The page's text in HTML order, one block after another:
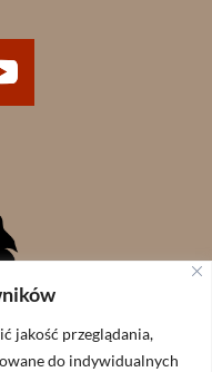
jakość przeglądania,
do indywidualnych